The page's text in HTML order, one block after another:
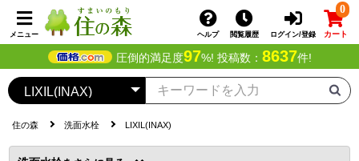
メニュー ヘルプ 閲覧履歴 ログイン/登録
0
カート
圧倒的満足度97%! 投稿数： 8637件!
住の森 洗面水栓 LIXIL(INAX)